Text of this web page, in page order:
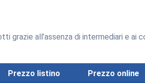
grazie all’assenza di intermediari e ai
Prezzo listino Prezzo online